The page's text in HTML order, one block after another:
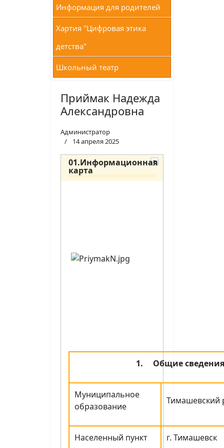
Информация для родителей
Хартия "Цифровая этика
детства"
Школьный театр
Приймак Надежда
Александровна
Администратор
14 апреля 2025
01.Информационная
карта
1. Общие сведения
Муниципальное
образование
Тимашевский
Населенный пункт г. Тимашевск